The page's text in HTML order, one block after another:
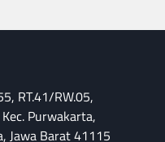
RT.41/RW.05,
Purwakarta,
Jawa Barat 41115